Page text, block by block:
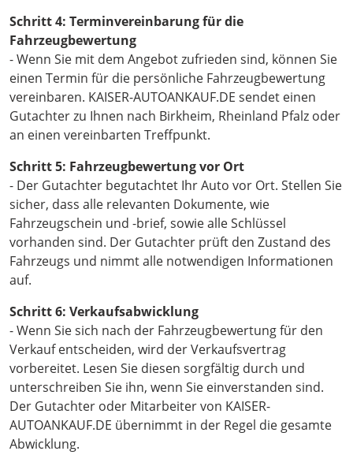
Schritt 4: Terminvereinbarung für die
Fahrzeugbewertung
- Wenn Sie mit dem Angebot zufrieden sind, können Sie
einen Termin für die persönliche Fahrzeugbewertung
vereinbaren. KAISER-AUTOANKAUF.DE sendet einen
Gutachter zu Ihnen nach Birkheim, Rheinland Pfalz oder
an einen vereinbarten Treffpunkt.
Schritt 5: Fahrzeugbewertung vor Ort
- Der Gutachter begutachtet Ihr Auto vor Ort. Stellen Sie
sicher, dass alle relevanten Dokumente, wie
Fahrzeugschein und -brief, sowie alle Schlüssel
vorhanden sind. Der Gutachter prüft den Zustand des
Fahrzeugs und nimmt alle notwendigen Informationen
auf.
Schritt 6: Verkaufsabwicklung
- Wenn Sie sich nach der Fahrzeugbewertung für den
Verkauf entscheiden, wird der Verkaufsvertrag
vorbereitet. Lesen Sie diesen sorgfältig durch und
unterschreiben Sie ihn, wenn Sie einverstanden sind.
Der Gutachter oder Mitarbeiter von KAISER-
AUTOANKAUF.DE übernimmt in der Regel die gesamte
Abwicklung.